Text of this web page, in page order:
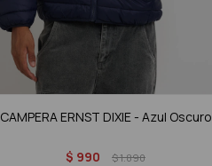
CAMPERA ERNST DIXIE - Azul Oscuro
$ 990 $1.890